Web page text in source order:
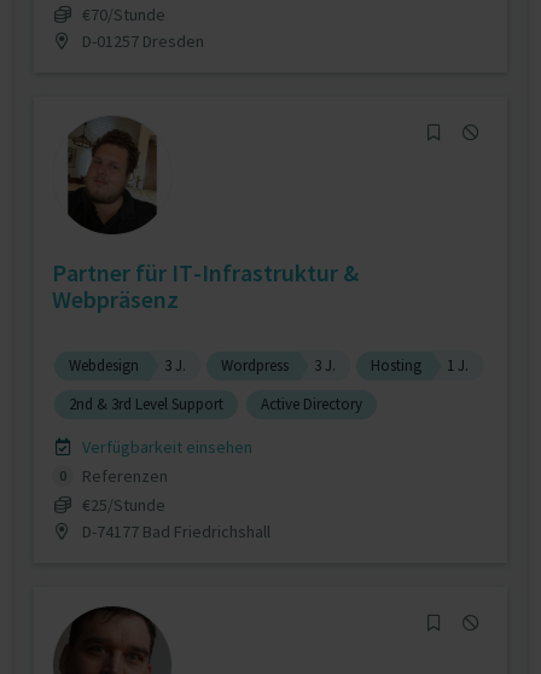
€70/Stunde
D-01257 Dresden
Partner für IT-Infrastruktur &
Webpräsenz
Webdesign 3 J. Wordpress 3 J. Hosting
1 J.
2nd & 3rd Level Support
Active Directory
Verfügbarkeit einsehen
0
Referenzen
€25/Stunde
D-74177 Bad Friedrichshall